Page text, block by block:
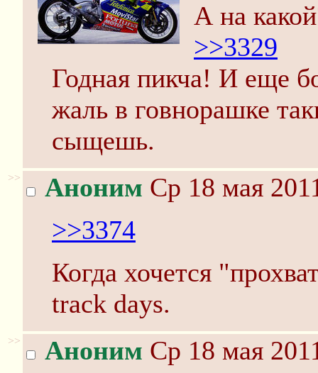
А на
>>3329
Годная пикча! И еще
жаль в говнорашке
сыщешь.
>> Аноним Ср 18 мая
>>3374
Когда хочется
track days.
>> Аноним Ср 18 мая